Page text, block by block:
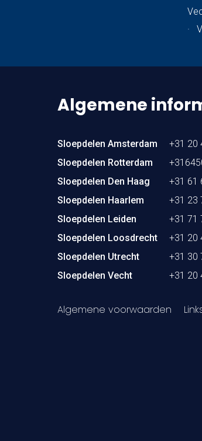
·
Algemene
Sloepdelen Amsterdam +31 20
Sloepdelen Rotterdam
Sloepdelen Den Haag
+31 61
Sloepdelen Haarlem
+31 23
Sloepdelen Leiden
+31 71
Sloepdelen Loosdrecht
+31 20
Sloepdelen Utrecht
+31 30
Sloepdelen Vecht
+31 20
Algemene voorwaarden